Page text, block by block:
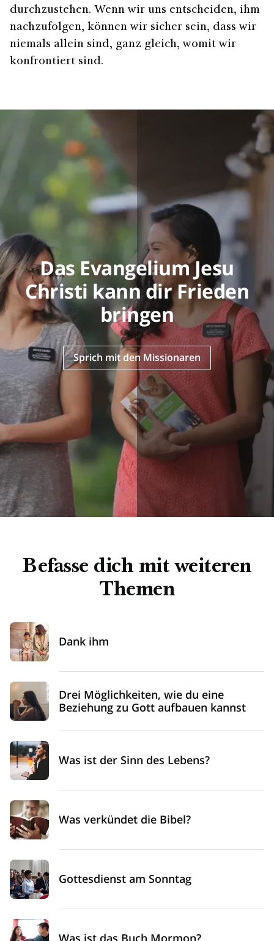
durchzustehen. Wenn wir uns entscheiden, ihm
nachzufolgen, können wir sicher sein, dass wir
niemals allein sind, ganz gleich, womit wir
konfrontiert sind.
Das Evangelium Jesu
Christi kann dir Frieden
bringen
Sprich mit den Missionaren
Befasse dich mit weiteren
Themen
Dank ihm
Drei Möglichkeiten, wie du eine
Beziehung zu Gott aufbauen kannst
Was ist der Sinn des Lebens?
Was verkündet die Bibel?
Gottesdienst am Sonntag